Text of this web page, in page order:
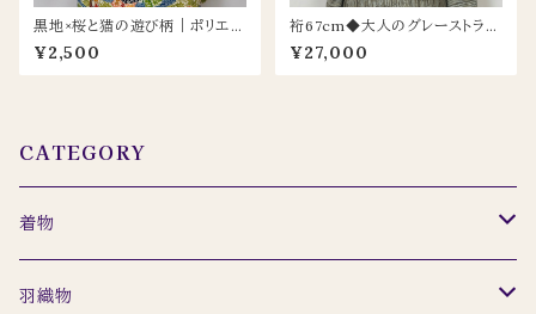
黒地×桜と猫の遊び柄｜ポリエス
テルの開き名古屋帯
¥2,500
裄67cm◆大人のグレーストライ
プ小紋｜正絹×広襟｜渋カッコよ
く着こなせる一枚
¥27,000
CATEGORY
着物
セット
羽織物